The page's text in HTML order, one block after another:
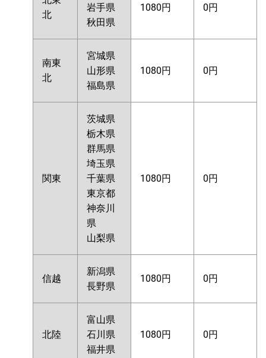
北
岩手県
秋田県
1080円 0円
南東
北
宮城県
山形県
福島県
1080円 0円
関東
茨城県
栃木県
群馬県
埼玉県
千葉県
東京都
神奈川
県
山梨県
1080円 0円
信越
新潟県
長野県
1080円 0円
北陸
富山県
石川県
福井県
1080円 0円